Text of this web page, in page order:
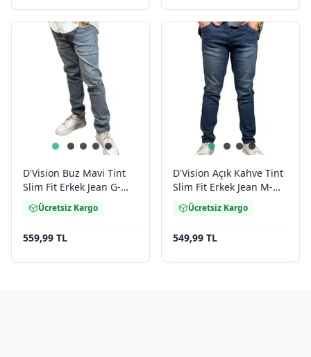
D'Vision Buz Mavi Tint
Slim Fit Erkek Jean G-
5220
Ücretsiz Kargo
559,99 TL
D'Vision Açık Kahve Tint
Slim Fit Erkek Jean M-
5220
Ücretsiz Kargo
549,99 TL